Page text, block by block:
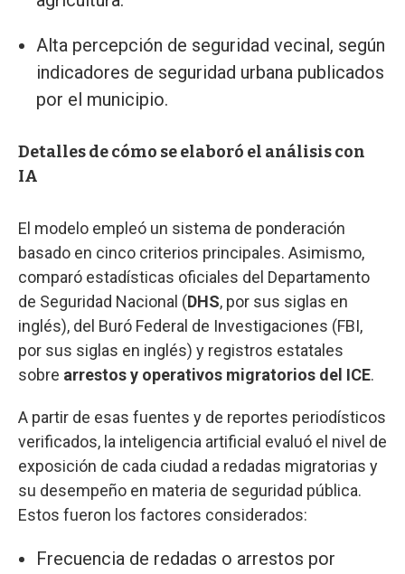
Alta percepción de seguridad vecinal, según
indicadores de seguridad urbana publicados
por el municipio.
Detalles de cómo se elaboró el análisis con
IA
El modelo empleó un sistema de ponderación
basado en cinco criterios principales. Asimismo,
comparó estadísticas oficiales del Departamento
de Seguridad Nacional (DHS, por sus siglas en
inglés), del Buró Federal de Investigaciones (FBI,
por sus siglas en inglés) y registros estatales
sobre arrestos y operativos migratorios del ICE.
A partir de esas fuentes y de reportes periodísticos
verificados, la inteligencia artificial evaluó el nivel de
exposición de cada ciudad a redadas migratorias y
su desempeño en materia de seguridad pública.
Estos fueron los factores considerados:
Frecuencia de redadas o arrestos por